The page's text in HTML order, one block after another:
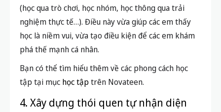
(học qua trò chơi, học nhóm, học thông qua trải
nghiệm thực tế…). Điều này vừa giúp các em thấy
học là niềm vui, vừa tạo điều kiện để các em khám
phá thế mạnh cá nhân.
Bạn có thể tìm hiểu thêm về các phong cách học
tập tại mục học tậptrên Novateen.
4. Xây dựng thói quen tự nhận diện